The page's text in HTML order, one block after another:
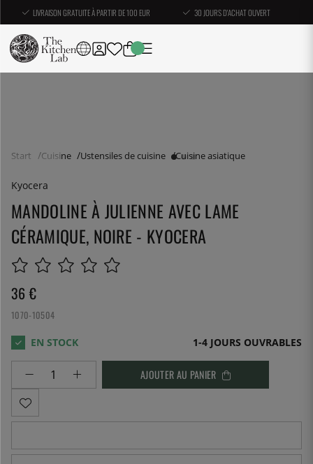
LIVRAISON GRATUITE À PARTIR DE 100 EUR 30 JOURS D'ACHAT OUVERT
Start Cuisine Ustensiles de cuisine Cuisine asiatique
Kyocera
MANDOLINE À JULIENNE AVEC LAME
CÉRAMIQUE, NOIRE - KYOCERA
36 €
1070-10504
1-4 JOURS OUVRABLES
AJOUTER AU PANIER